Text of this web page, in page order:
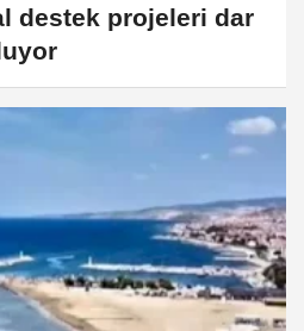
destek projeleri dar